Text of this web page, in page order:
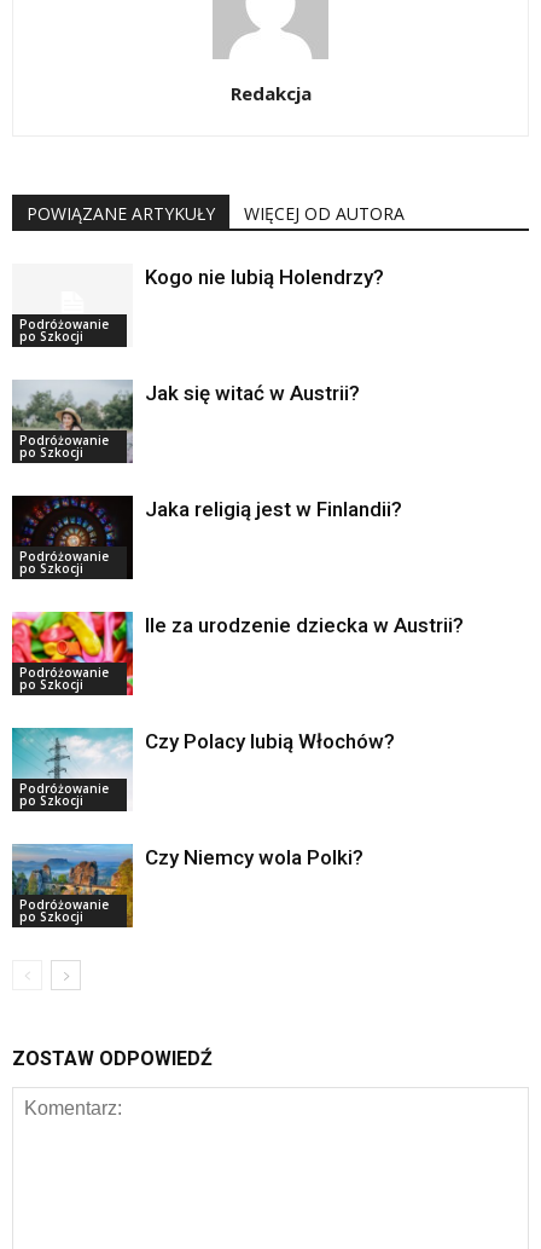
Redakcja
POWIĄZANE ARTYKUŁY WIĘCEJ OD AUTORA
Podróżowanie
po Szkocji
Kogo nie lubią Holendrzy?
Podróżowanie
po Szkocji
Jak się witać w Austrii?
Podróżowanie
po Szkocji
Jaka religią jest w Finlandii?
Podróżowanie
po Szkocji
Ile za urodzenie dziecka w Austrii?
Podróżowanie
po Szkocji
Czy Polacy lubią Włochów?
Podróżowanie
po Szkocji
Czy Niemcy wola Polki?
ZOSTAW ODPOWIEDŹ